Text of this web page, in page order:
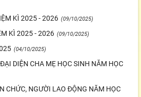
KÌ 2025 - 2026 (09/10/2025)
KÌ 2025 - 2026 (09/10/2025)
(04/10/2025)
DIỆN CHA MẸ HỌC SINH NĂM HỌC
CHỨC, NGƯỜI LAO ĐỘNG NĂM HỌC